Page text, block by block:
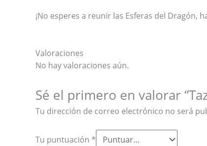
¡No esperes a reunir las Esferas del Dragón,
Valoraciones
No hay valoraciones aún.
Sé el primero en valorar
Tu dirección de correo electrónico no será
Tu puntuación *